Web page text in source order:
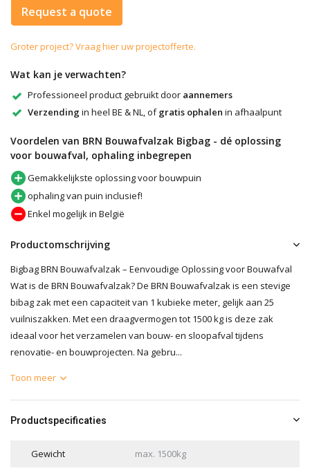
Request a quote
Groter project? Vraag hier uw projectofferte.
Wat kan je verwachten?
Professioneel product gebruikt door aannemers
Verzending in heel BE & NL, ofgratis ophalen in afhaalpunt
Voordelen van BRN Bouwafvalzak Bigbag - dé oplossing
voor bouwafval, ophaling inbegrepen
Gemakkelijkste oplossing voor bouwpuin
ophaling van puin inclusief!
Enkel mogelijk in België
Productomschrijving
Bigbag BRN Bouwafvalzak – Eenvoudige Oplossing voor Bouwafval
Wat is de BRN Bouwafvalzak? De BRN Bouwafvalzak is een stevige
bibag zak met een capaciteit van 1 kubieke meter, gelijk aan 25
vuilniszakken. Met een draagvermogen tot 1500 kg is deze zak
ideaal voor het verzamelen van bouw- en sloopafval tijdens
renovatie- en bouwprojecten. Na gebru...
Toon meer
Productspecificaties
Gewicht max. 1500kg